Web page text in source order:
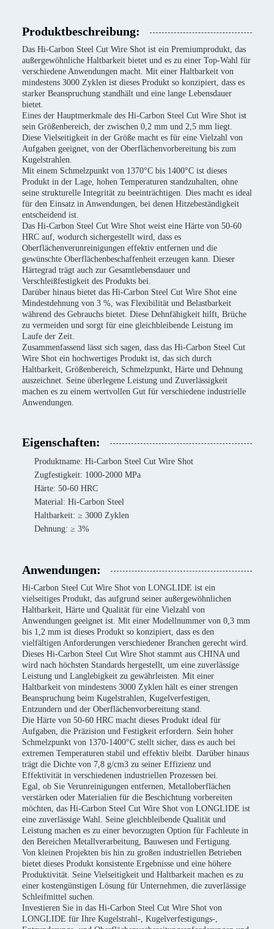
Produktbeschreibung:
Das Hi-Carbon Steel Cut Wire Shot ist ein Premiumprodukt, das
außergewöhnliche Haltbarkeit bietet und es zu einer Top-Wahl für
verschiedene Anwendungen macht. Mit einer Haltbarkeit von
mindestens 3000 Zyklen ist dieses Produkt so konzipiert, dass es
starker Beanspruchung standhält und eine lange Lebensdauer
bietet.
Eines der Hauptmerkmale des Hi-Carbon Steel Cut Wire Shot ist
sein Größenbereich, der zwischen 0,2 mm und 2,5 mm liegt.
Diese Vielseitigkeit in der Größe macht es für eine Vielzahl von
Aufgaben geeignet, von der Oberflächenvorbereitung bis zum
Kugelstrahlen.
Mit einem Schmelzpunkt von 1370°C bis 1400°C ist dieses
Produkt in der Lage, hohen Temperaturen standzuhalten, ohne
seine strukturelle Integrität zu beeinträchtigen. Dies macht es ideal
für den Einsatz in Anwendungen, bei denen Hitzebeständigkeit
entscheidend ist.
Das Hi-Carbon Steel Cut Wire Shot weist eine Härte von 50-60
HRC auf, wodurch sichergestellt wird, dass es
Oberflächenverunreinigungen effektiv entfernen und die
gewünschte Oberflächenbeschaffenheit erzeugen kann. Dieser
Härtegrad trägt auch zur Gesamtlebensdauer und
Verschleißfestigkeit des Produkts bei.
Darüber hinaus bietet das Hi-Carbon Steel Cut Wire Shot eine
Mindestdehnung von 3 %, was Flexibilität und Belastbarkeit
während des Gebrauchs bietet. Diese Dehnfähigkeit hilft, Brüche
zu vermeiden und sorgt für eine gleichbleibende Leistung im
Laufe der Zeit.
Zusammenfassend lässt sich sagen, dass das Hi-Carbon Steel Cut
Wire Shot ein hochwertiges Produkt ist, das sich durch
Haltbarkeit, Größenbereich, Schmelzpunkt, Härte und Dehnung
auszeichnet. Seine überlegene Leistung und Zuverlässigkeit
machen es zu einem wertvollen Gut für verschiedene industrielle
Anwendungen.
Eigenschaften:
Produktname: Hi-Carbon Steel Cut Wire Shot
Zugfestigkeit: 1000-2000 MPa
Härte: 50-60 HRC
Material: Hi-Carbon Steel
Haltbarkeit: ≥ 3000 Zyklen
Dehnung: ≥ 3%
Anwendungen:
Hi-Carbon Steel Cut Wire Shot von LONGLIDE ist ein
vielseitiges Produkt, das aufgrund seiner außergewöhnlichen
Haltbarkeit, Härte und Qualität für eine Vielzahl von
Anwendungen geeignet ist. Mit einer Modellnummer von 0,3 mm
bis 1,2 mm ist dieses Produkt so konzipiert, dass es den
vielfältigen Anforderungen verschiedener Branchen gerecht wird.
Dieses Hi-Carbon Steel Cut Wire Shot stammt aus CHINA und
wird nach höchsten Standards hergestellt, um eine zuverlässige
Leistung und Langlebigkeit zu gewährleisten. Mit einer
Haltbarkeit von mindestens 3000 Zyklen hält es einer strengen
Beanspruchung beim Kugelstrahlen, Kugelverfestigen,
Entzundern und der Oberflächenvorbereitung stand.
Die Härte von 50-60 HRC macht dieses Produkt ideal für
Aufgaben, die Präzision und Festigkeit erfordern. Sein hoher
Schmelzpunkt von 1370-1400°C stellt sicher, dass es auch bei
extremen Temperaturen stabil und effektiv bleibt. Darüber hinaus
trägt die Dichte von 7,8 g/cm3 zu seiner Effizienz und
Effektivität in verschiedenen industriellen Prozessen bei.
Egal, ob Sie Verunreinigungen entfernen, Metalloberflächen
verstärken oder Materialien für die Beschichtung vorbereiten
möchten, das Hi-Carbon Steel Cut Wire Shot von LONGLIDE ist
eine zuverlässige Wahl. Seine gleichbleibende Qualität und
Leistung machen es zu einer bevorzugten Option für Fachleute in
den Bereichen Metallverarbeitung, Bauwesen und Fertigung.
Von kleinen Projekten bis hin zu großen industriellen Betrieben
bietet dieses Produkt konsistente Ergebnisse und eine höhere
Produktivität. Seine Vielseitigkeit und Haltbarkeit machen es zu
einer kostengünstigen Lösung für Unternehmen, die zuverlässige
Schleifmittel suchen.
Investieren Sie in das Hi-Carbon Steel Cut Wire Shot von
LONGLIDE für Ihre Kugelstrahl-, Kugelverfestigungs-,